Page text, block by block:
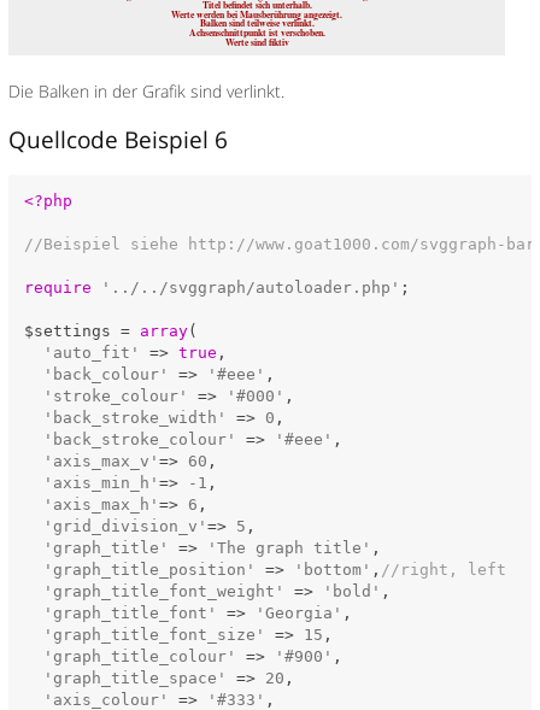
Die Balken in der Grafik sind verlinkt.
Quellcode Beispiel 6
<?php
//Beispiel siehe http://www.goat1000.com/svggraph-
require '../../svggraph/autoloader.php' ;
$settings = array(
'auto_fit'
=> true ,
'back_colour'
=> '#eee' ,
'stroke_colour'
=> '#000' ,
'back_stroke_width'
=> 0 ,
'back_stroke_colour'
=> '#eee' ,
'axis_max_v'=> 60 ,
'axis_min_h'=> -1 ,
'axis_max_h'=> 6 ,
'grid_division_v'=> 5 ,
'graph_title'
=> 'The graph title' ,
'graph_title_position'
=> 'bottom' , //right, left
'graph_title_font_weight'
=> 'bold' ,
'graph_title_font'
=> 'Georgia' ,
'graph_title_font_size'
=> 15 ,
'graph_title_colour'
=> '#900' ,
'graph_title_space'
=> 20 ,
'axis_colour'
=> '#333' ,